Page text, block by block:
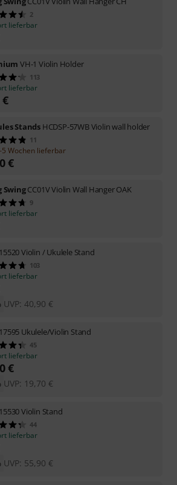
2
lieferbar
VH-1 Violin Holder
113
lieferbar
€
Stands HCDSP-57WB Violin wall holder
11
Wochen lieferbar
€
SwingCC01V Violin Wall Hanger OAK
9
lieferbar
15520 Violin / Ukulele Stand
103
lieferbar
UVP: 40,90 €
17595 Ukulele/Violin Stand
45
lieferbar
€
UVP: 19,70 €
15530 Violin Stand
44
lieferbar
UVP: 55,90 €